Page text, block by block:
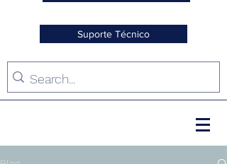
Suporte Técnico